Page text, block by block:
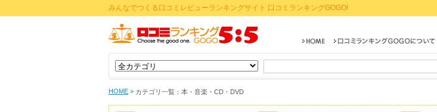
みんなでつくる口コミレビューランキングサイト 口コミランキングGOGO!
HOME > カテゴリ一覧：本・音楽・CD・DVD